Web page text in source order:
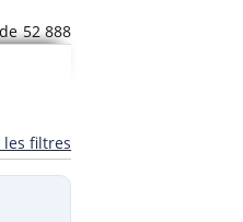
52 888
filtres